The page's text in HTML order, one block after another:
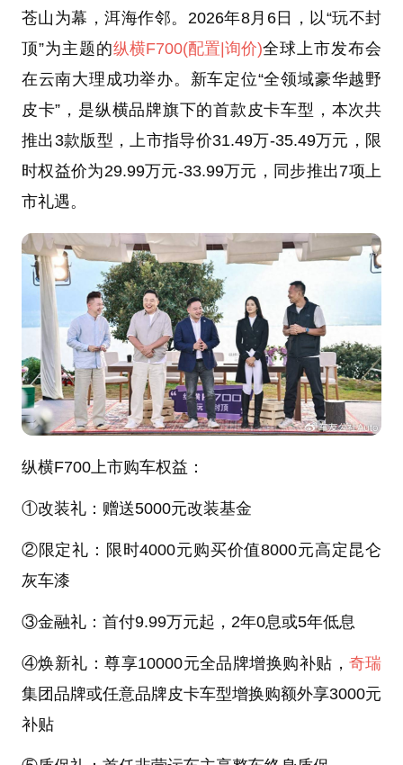
苍山为幕，洱海作邻。2026年8月6日，以“玩不封
顶”为主题的纵横F700(配置 |询价)全球上市发布会
在云南大理成功举办。新车定位“全领域豪华越野
皮卡”，是纵横品牌旗下的首款皮卡车型，本次共
推出3款版型，上市指导价31.49万-35.49万元，限
时权益价为29.99万元-33.99万元，同步推出7项上
市礼遇。
纵横F700上市购车权益：
①改装礼：赠送5000元改装基金
②限定礼：限时4000元购买价值8000元高定昆仑
灰车漆
③金融礼：首付9.99万元起，2年0息或5年低息
④焕新礼：尊享10000元全品牌增换购补贴，奇瑞
集团品牌或任意品牌皮卡车型增换购额外享3000元
补贴